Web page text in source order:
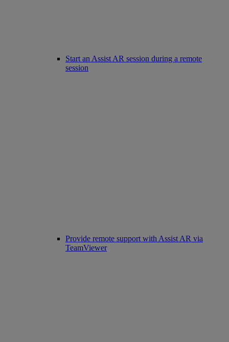
Start an Assist AR session during a remote
session
Provide remote support with Assist AR via
TeamViewer